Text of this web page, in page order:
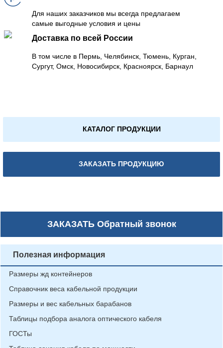
Для наших заказчиков мы всегда предлагаем
самые выгодные условия и цены
Доставка по всей России
В том числе в Пермь, Челябинск, Тюмень, Курган,
Сургут, Омск, Новосибирск, Красноярск, Барнаул
КАТАЛОГ ПРОДУКЦИИ
ЗАКАЗАТЬ ПРОДУКЦИЮ
ЗАКАЗАТЬОбратный звонок
Полезная информация
Размеры жд контейнеров
Справочник веса кабельной продукции
Размеры и вес кабельных барабанов
Таблицы подбора аналога оптического кабеля
ГОСТы